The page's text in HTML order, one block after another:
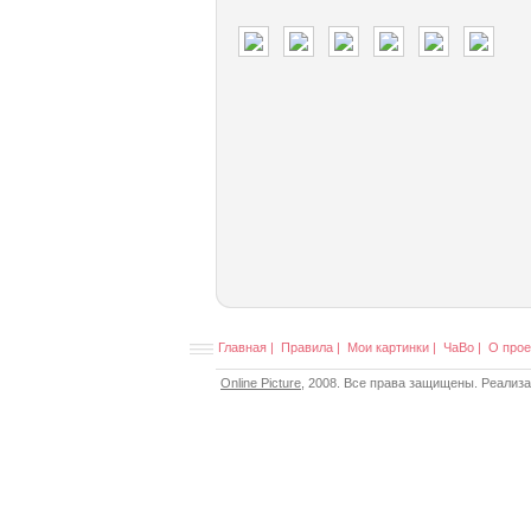
Главная | Правила | Мои картинки | ЧаВо | О
Online Picture , 2008. Все права защищены.